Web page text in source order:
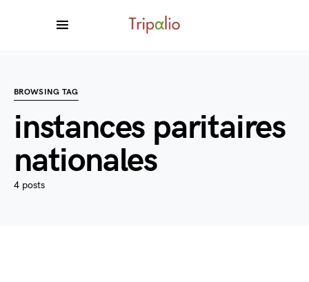
BROWSING TAG
instances paritaires
nationales
4 posts